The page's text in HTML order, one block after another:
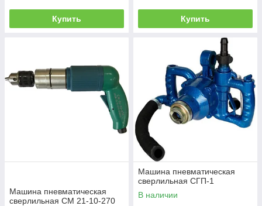
Купить Купить
Машина пневматическая
сверлильная СМ 21-10-270
Машина пневматическая
сверлильная СГП-1
В наличии